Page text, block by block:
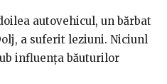
autovehicul, un bărbat
a suferit leziuni. Niciunl
influența băuturilor